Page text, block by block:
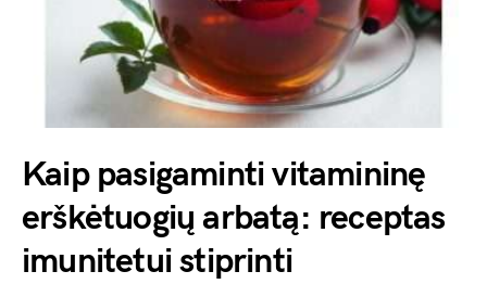
Kaip pasigaminti vitamininę
erškėtuogių arbatą: receptas
imunitetui stiprinti